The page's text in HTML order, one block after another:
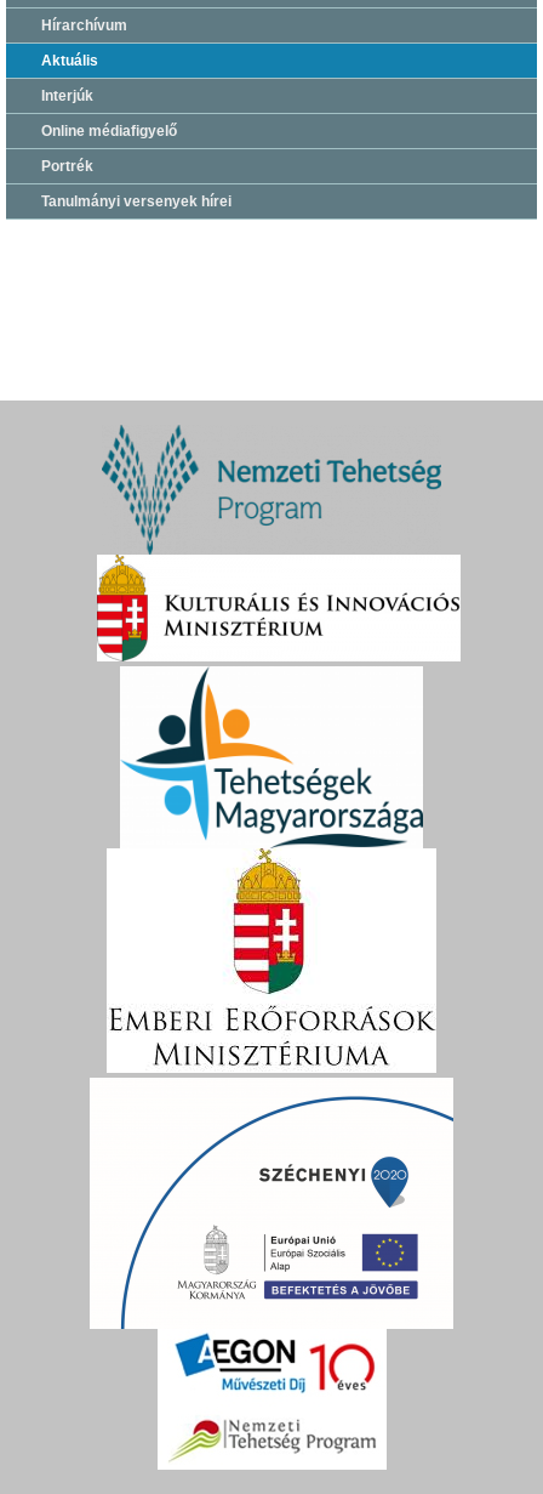
Hírarchívum
Aktuális
Interjúk
Online médiafigyelő
Portrék
Tanulmányi versenyek hírei